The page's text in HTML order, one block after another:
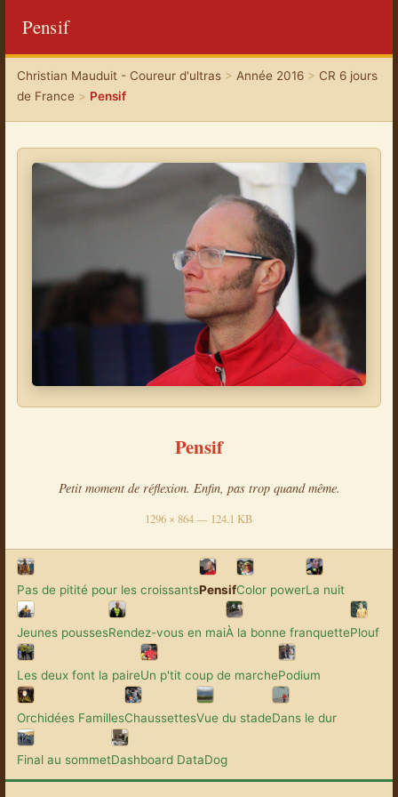
Pensif
Christian Mauduit - Coureur d'ultras> Année 2016> CR 6 jours
de France > Pensif
Pensif
Petit moment de réflexion. Enfin, pas trop quand même.
1296 × 864 — 124.1 KB
Pas de pitité pour les croissantsPensifColor powerLa nuit
Jeunes poussesRendez-vous en maiÀ la bonne franquettePlouf
Les deux font la paireUn p'tit coup de marchePodium
Orchidées FamillesChaussettesVue du stadeDans le dur
Final au sommetDashboard DataDog